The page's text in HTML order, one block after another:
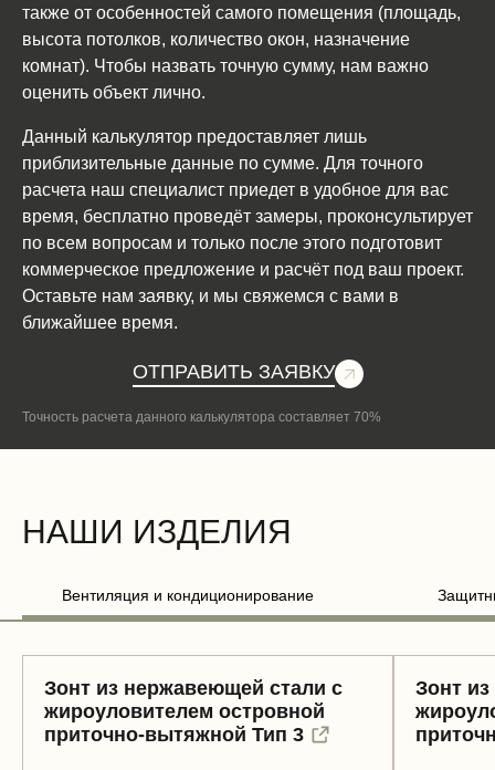
также от особенностей самого помещения (площадь,
высота потолков, количество окон, назначение
комнат). Чтобы назвать точную сумму, нам важно
оценить объект лично.
Данный калькулятор предоставляет лишь
приблизительные данные по сумме. Для точного
расчета наш специалист приедет в удобное для вас
время, бесплатно проведёт замеры, проконсультирует
по всем вопросам и только после этого подготовит
коммерческое предложение и расчёт под ваш проект.
Оставьте нам заявку, и мы свяжемся с вами в
ближайшее время.
ОТПРАВИТЬ ЗАЯВКУ
Точность расчета данного калькулятора составляет 70%
НАШИ ИЗДЕЛИЯ
Вентиляция и кондиционирование
Зонт из нержавеющей стали с
жироуловителем островной
приточно-вытяжной Тип 3
Зонт